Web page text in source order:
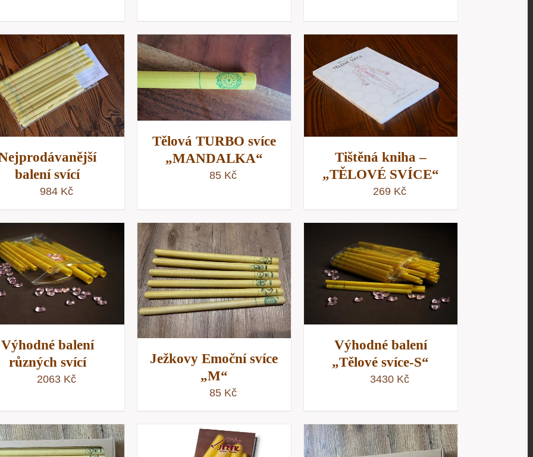
balení svící
984 Kč
PŘIDAT DO KOŠÍKU /
RYCHLÝ NÁHLED
Tělová TURBO svíce
„MANDALKA“
85 Kč
PŘIDAT DO KOŠÍKU
RYCHLÝ NÁHLED
Tištěná kniha –
„TĚLOVÉ SVÍCE“
269 Kč
Výhodné balení
různých svící
2063 Kč
PŘIDAT DO KOŠÍKU /
RYCHLÝ NÁHLED
Ježkovy Emoční svíce
„M“
85 Kč
PŘIDAT DO KOŠÍKU /
RYCHLÝ NÁHLED
Výhodné balení
„Tělové svíce-S“
3430 Kč